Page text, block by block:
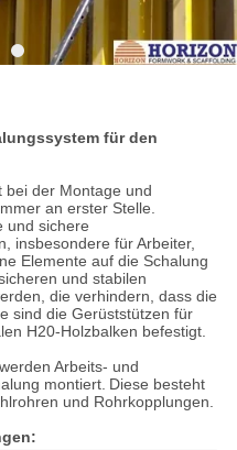
für den
bei der Montage und
an erster Stelle.
und sichere
insbesondere für Arbeiter,
Elemente auf die Schalung
und stabilen
die verhindern, dass die
sind die Gerüststützen für
H20-Holzbalken befestigt.
Arbeits- und
montiert. Diese besteht
und Rohrkopplungen.